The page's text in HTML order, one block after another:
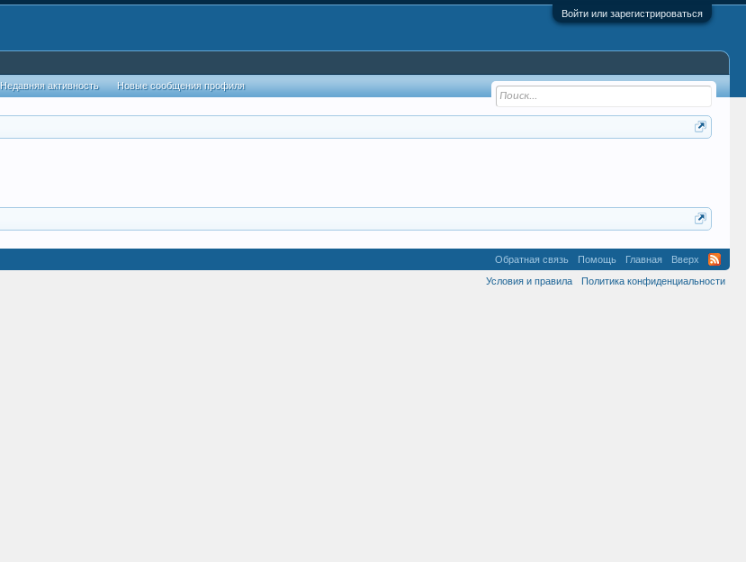
Войти или зарегистрироваться
Недавняя активность Новые сообщения профиля
Обратная связь Помощь Главная
Вверх
Условия и правила
Политика конфиденциальности